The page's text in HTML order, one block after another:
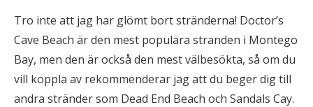
Tro inte att jag har glömt bort stränderna! Doctor’s
Cave Beach är den mest populära stranden i Montego
Bay, men den är också den mest välbesökta, så om du
vill koppla av rekommenderar jag att du beger dig till
andra stränder som Dead End Beach och Sandals Cay.